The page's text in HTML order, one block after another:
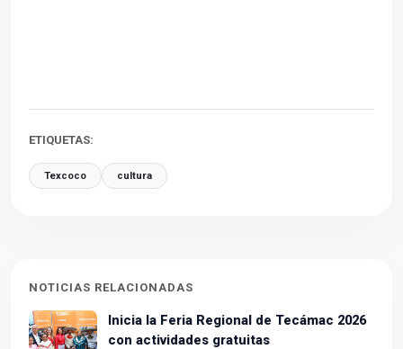
ETIQUETAS:
Texcoco cultura
NOTICIAS RELACIONADAS
Inicia la Feria Regional de Tecámac 2026
con actividades gratuitas